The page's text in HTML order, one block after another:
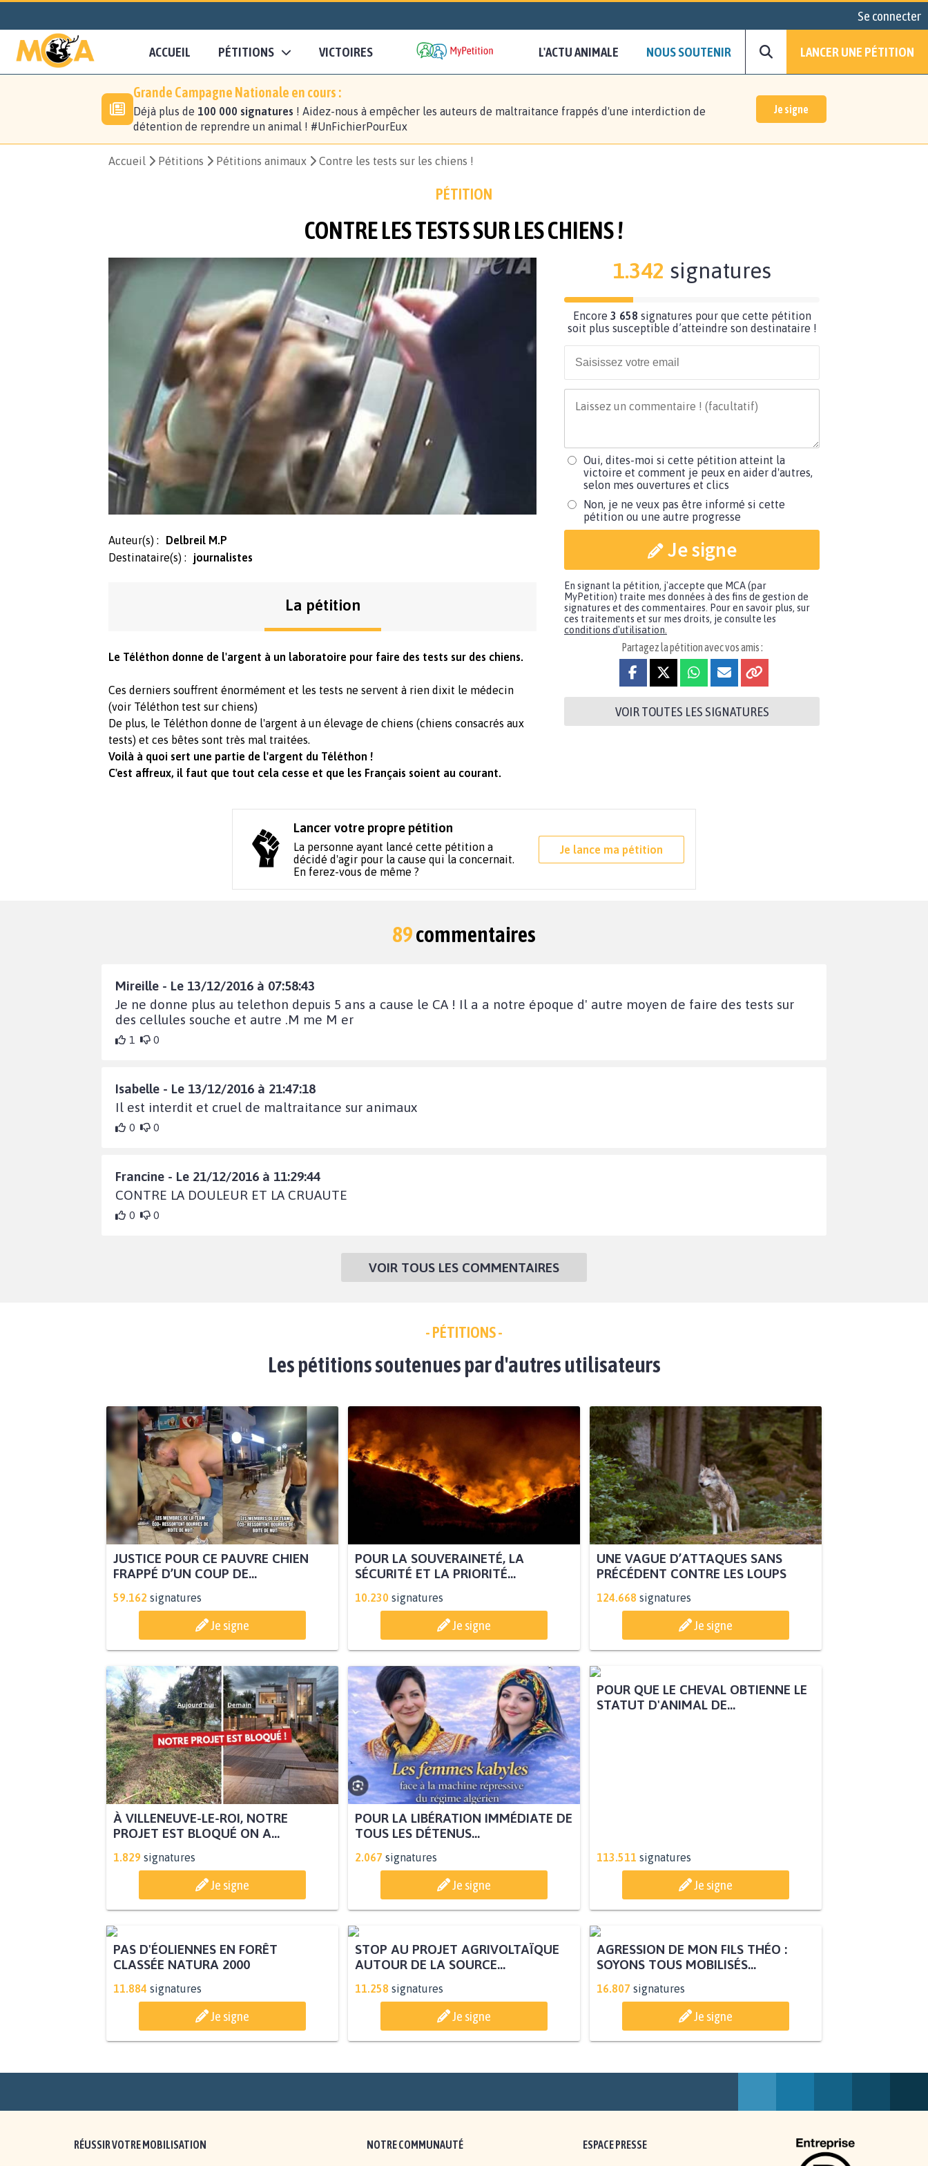
Se connecter
ACCUEIL PÉTITIONS VICTOIRES L'ACTU ANIMALE NOUS SOUTENIR LANCER UNE PÉTITION
Grande Campagne Nationale en cours :
Déjà plus de 100 000 signatures ! Aidez-nous à empêcher les auteurs de maltraitance frappés d'une interdiction de
détention de reprendre un animal ! #UnFichierPourEux
Je signe
Accueil Pétitions Pétitions animaux Contre les tests sur les chiens !
PÉTITION
CONTRE LES TESTS SUR LES CHIENS !
Auteur(s) :
Delbreil M.P
Destinataire(s) :
journalistes
La pétition
Le Téléthon donne de l'argent à un laboratoire pour faire des tests sur des chiens.
Ces derniers souffrent énormément et les tests ne servent à rien dixit le médecin
(voir Téléthon test sur chiens)
De plus, le Téléthon donne de l'argent à un élevage de chiens (chiens consacrés aux
tests) et ces bêtes sont très mal traitées.
Voilà à quoi sert une partie de l'argent du Téléthon !
C'est affreux, il faut que tout cela cesse et que les Français soient au courant.
1.342 signatures
Encore 3 658 signatures pour que cette pétition
soit plus susceptible d’atteindre son destinataire !
Oui, dites-moi si cette pétition atteint la
victoire et comment je peux en aider d'autres,
selon mes ouvertures et clics
Non, je ne veux pas être informé si cette
pétition ou une autre progresse
Je signe
En signant la pétition, j'accepte que MCA (par
MyPetition) traite mes données à des fins de gestion de
signatures et des commentaires. Pour en savoir plus, sur
ces traitements et sur mes droits, je consulte les
conditions d'utilisation.
Partagez la pétition avec vos amis :
VOIR TOUTES LES SIGNATURES
Lancer votre propre pétition
La personne ayant lancé cette pétition a
décidé d'agir pour la cause qui la concernait.
En ferez-vous de même ?
Je lance ma pétition
89commentaires
Mireille - Le 13/12/2016 à 07:58:43
Je ne donne plus au telethon depuis 5 ans a cause le CA ! Il a a notre époque d' autre moyen de faire des tests sur
des cellules souche et autre .M me M er
1 0
Isabelle - Le 13/12/2016 à 21:47:18
Il est interdit et cruel de maltraitance sur animaux
0 0
Francine - Le 21/12/2016 à 11:29:44
CONTRE LA DOULEUR ET LA CRUAUTE
0 0
VOIR TOUS LES COMMENTAIRES
- PÉTITIONS -
Les pétitions soutenues par d'autres utilisateurs
JUSTICE POUR CE PAUVRE CHIEN
FRAPPÉ D’UN COUP DE...
59.162 signatures
Je signe
POUR LA SOUVERAINETÉ, LA
SÉCURITÉ ET LA PRIORITÉ...
10.230 signatures
Je signe
UNE VAGUE D’ATTAQUES SANS
PRÉCÉDENT CONTRE LES LOUPS
124.668 signatures
Je signe
À VILLENEUVE-LE-ROI, NOTRE
PROJET EST BLOQUÉ ON A...
1.829 signatures
Je signe
POUR LA LIBÉRATION IMMÉDIATE DE
TOUS LES DÉTENUS...
2.067 signatures
Je signe
113.511 signatures
Je signe
PAS D'ÉOLIENNES EN FORÊT
STOP AU PROJET AGRIVOLTAÏQUE
Je signe
AGRESSION DE MON FILS THÉO :
SOYONS TOUS MOBILISÉS...